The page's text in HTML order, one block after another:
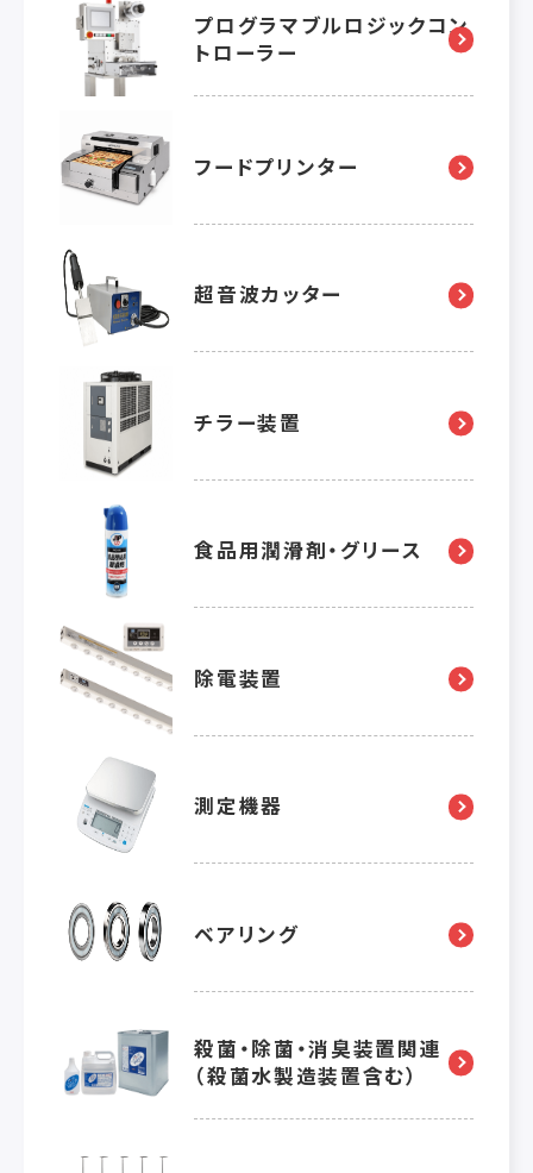
プログラマブルロジックコン
トローラー
フードプリンター
超音波カッター
チラー装置
食品用潤滑剤・グリース
除電装置
測定機器
ベアリング
殺菌・除菌・消臭装置関連
（殺菌水製造装置含む）